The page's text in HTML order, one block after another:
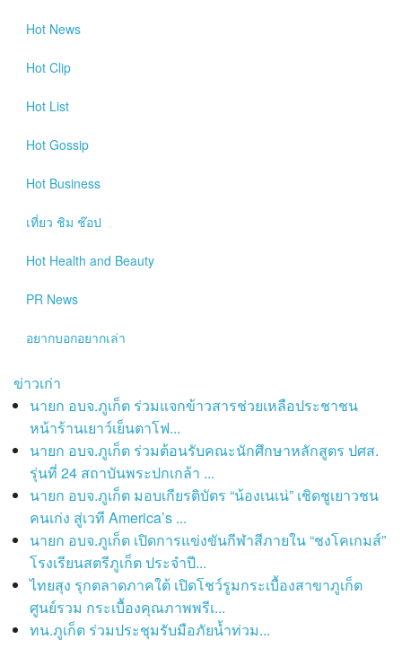
Hot News
Hot Clip
Hot List
Hot Gossip
Hot Business
เที่ยว ชิม ช๊อป
Hot Health and Beauty
PR News
อยากบอกอยากเล่า
ข่าวเก่า
นายก อบจ.ภูเก็ต ร่วมแจกข้าวสารช่วยเหลือประชาชน
หน้าร้านเยาว์เย็นตาโฟ...
นายก อบจ.ภูเก็ต ร่วมต้อนรับคณะนักศึกษาหลักสูตร ปศส.
รุ่นที่ 24 สถาบันพระปกเกล้า ...
นายก อบจ.ภูเก็ต มอบเกียรติบัตร “น้องเนเน่” เชิดชูเยาวชน
คนเก่ง สู่เวที America’s ...
นายก อบจ.ภูเก็ต เปิดการแข่งขันกีฬาสีภายใน “ชงโคเกมส์”
โรงเรียนสตรีภูเก็ต ประจำปี...
ไทยสุง รุกตลาดภาคใต้ เปิดโชว์รูมกระเบื้องสาขาภูเก็ต
ศูนย์รวม กระเบื้องคุณภาพพรีเ...
ทน.ภูเก็ต ร่วมประชุมรับมือภัยน้ำท่วม...